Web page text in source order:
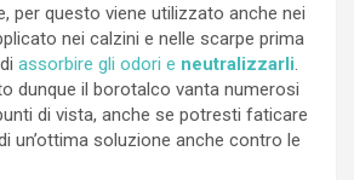
per questo viene utilizzato anche nei
nei calzini e nelle scarpe prima
assorbire gli odori e neutralizzarli.
dunque il borotalco vanta numerosi
di vista, anche se potresti faticare
un’ottima soluzione anche contro le